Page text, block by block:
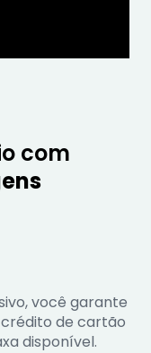
com
você garante
de cartão
disponível.